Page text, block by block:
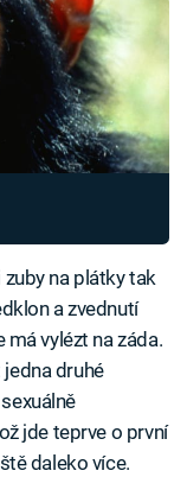
na plátky tak
a zvednutí
má vylézt na záda.
druhé
jde teprve o první
daleko více.